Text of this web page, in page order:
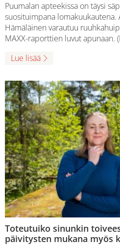
Puumalan apteekissa on täysi
suosituimpana lomakuukautena.
Hämäläinen varautuu
MAXX-raporttien luvut apunaan.
Lue lisää
Toteutuiko sinunkin
päivitysten mukana myös